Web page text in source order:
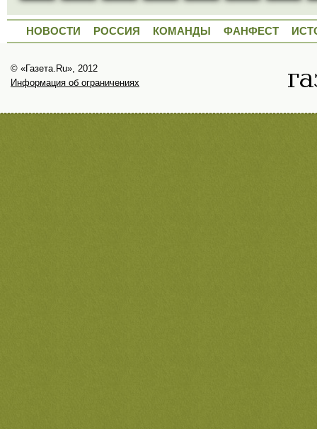
НОВОСТИ РОССИЯ КОМАНДЫ ФАНФЕСТ
© «Газета.Ru», 2012
Информация об ограничениях